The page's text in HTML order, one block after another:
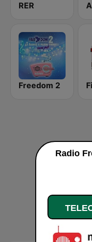
RER
Freedom 2
Radio